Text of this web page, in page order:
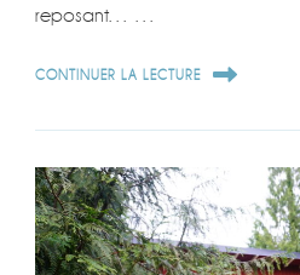
reposant… …
CONTINUER LA LECTURE